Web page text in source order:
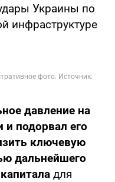
Украины по
инфраструктуре
давление на
и подорвал его
ключевую
дальнейшего
капитала для